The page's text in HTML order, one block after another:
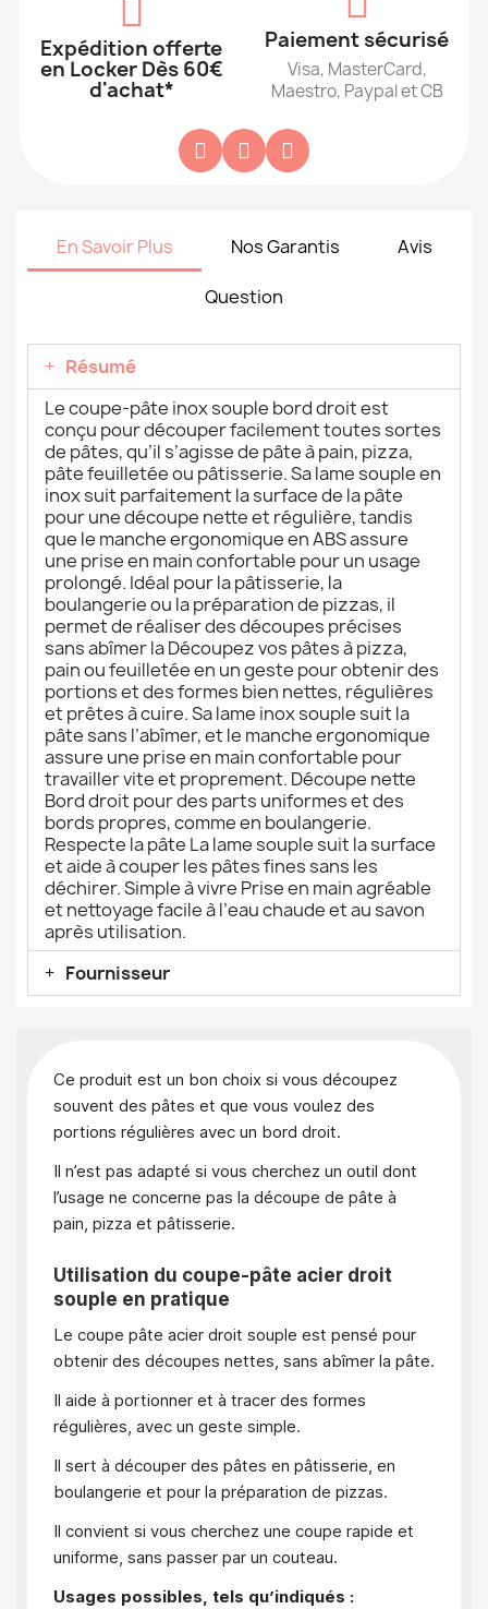
Expédition offerte
en Locker Dès 60€
d'achat*
Paiement sécurisé
Visa, MasterCard,
Maestro, Paypal et CB
En Savoir Plus Nos Garantis Avis
Question
Résumé
Le coupe-pâte inox souple bord droit est
conçu pour découper facilement toutes sortes
de pâtes, qu’il s’agisse de pâte à pain, pizza,
pâte feuilletée ou pâtisserie. Sa lame souple en
inox suit parfaitement la surface de la pâte
pour une découpe nette et régulière, tandis
que le manche ergonomique en ABS assure
une prise en main confortable pour un usage
prolongé. Idéal pour la pâtisserie, la
boulangerie ou la préparation de pizzas, il
permet de réaliser des découpes précises
sans abîmer la Découpez vos pâtes à pizza,
pain ou feuilletée en un geste pour obtenir des
portions et des formes bien nettes, régulières
et prêtes à cuire. Sa lame inox souple suit la
pâte sans l’abîmer, et le manche ergonomique
assure une prise en main confortable pour
travailler vite et proprement. Découpe nette
Bord droit pour des parts uniformes et des
bords propres, comme en boulangerie.
Respecte la pâte La lame souple suit la surface
et aide à couper les pâtes fines sans les
déchirer. Simple à vivre Prise en main agréable
et nettoyage facile à l’eau chaude et au savon
après utilisation.
Fournisseur
Ce produit est un bon choix si vous découpez
souvent des pâtes et que vous voulez des
portions régulières avec un bord droit.
Il n’est pas adapté si vous cherchez un outil dont
l’usage ne concerne pas la découpe de pâte à
pain, pizza et pâtisserie.
Utilisation du coupe-pâte acier droit
souple en pratique
Le coupe pâte acier droit souple est pensé pour
obtenir des découpes nettes, sans abîmer la pâte.
Il aide à portionner et à tracer des formes
régulières, avec un geste simple.
Il sert à découper des pâtes en pâtisserie, en
boulangerie et pour la préparation de pizzas.
Il convient si vous cherchez une coupe rapide et
uniforme, sans passer par un couteau.
Usages possibles, tels qu’indiqués :